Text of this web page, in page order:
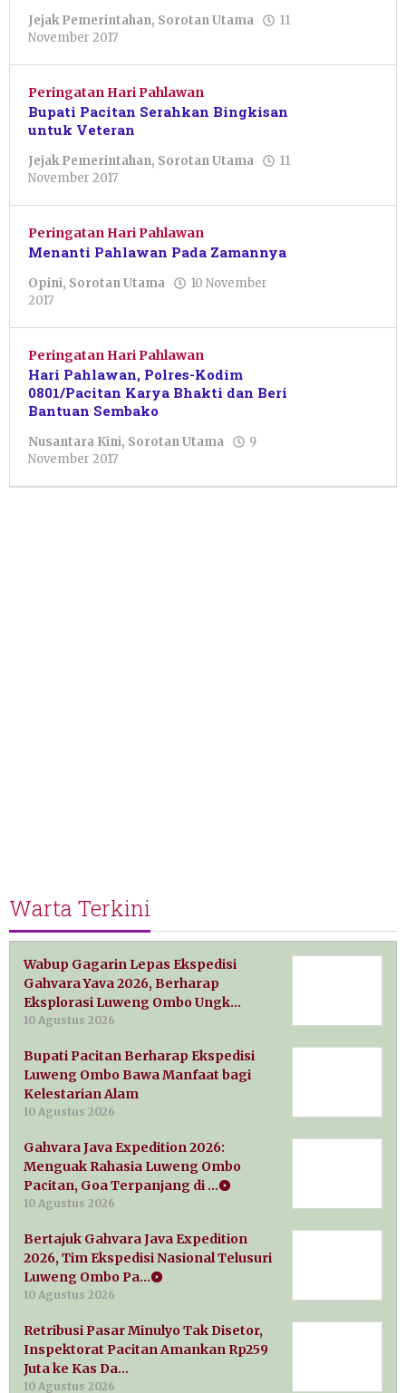
Jejak Pemerintahan, Sorotan Utama
11
November 2017
Peringatan Hari Pahlawan
Bupati Pacitan Serahkan Bingkisan
untuk Veteran
Jejak Pemerintahan, Sorotan Utama
11
November 2017
Peringatan Hari Pahlawan
Menanti Pahlawan Pada Zamannya
Opini, Sorotan Utama
10 November
2017
Peringatan Hari Pahlawan
Hari Pahlawan, Polres-Kodim
0801/Pacitan Karya Bhakti dan Beri
Bantuan Sembako
Nusantara Kini, Sorotan Utama
9
November 2017
Warta Terkini
Wabup Gagarin Lepas Ekspedisi
Gahvara Yava 2026, Berharap
Eksplorasi Luweng Ombo Ungk…
10 Agustus 2026
Bupati Pacitan Berharap Ekspedisi
Luweng Ombo Bawa Manfaat bagi
Kelestarian Alam
10 Agustus 2026
Gahvara Java Expedition 2026:
Menguak Rahasia Luweng Ombo
Pacitan, Goa Terpanjang di …
10 Agustus 2026
Bertajuk Gahvara Java Expedition
2026, Tim Ekspedisi Nasional Telusuri
Luweng Ombo Pa…
10 Agustus 2026
Retribusi Pasar Minulyo Tak Disetor,
Inspektorat Pacitan Amankan Rp259
Juta ke Kas Da…
10 Agustus 2026